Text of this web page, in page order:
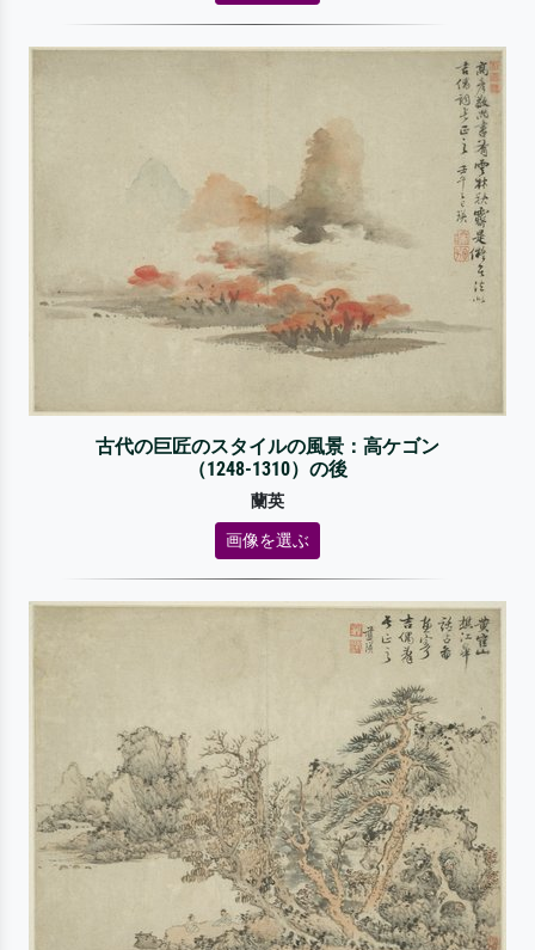
古代の巨匠のスタイルの風景：高ケゴン
（1248-1310）の後
蘭英
画像を選ぶ